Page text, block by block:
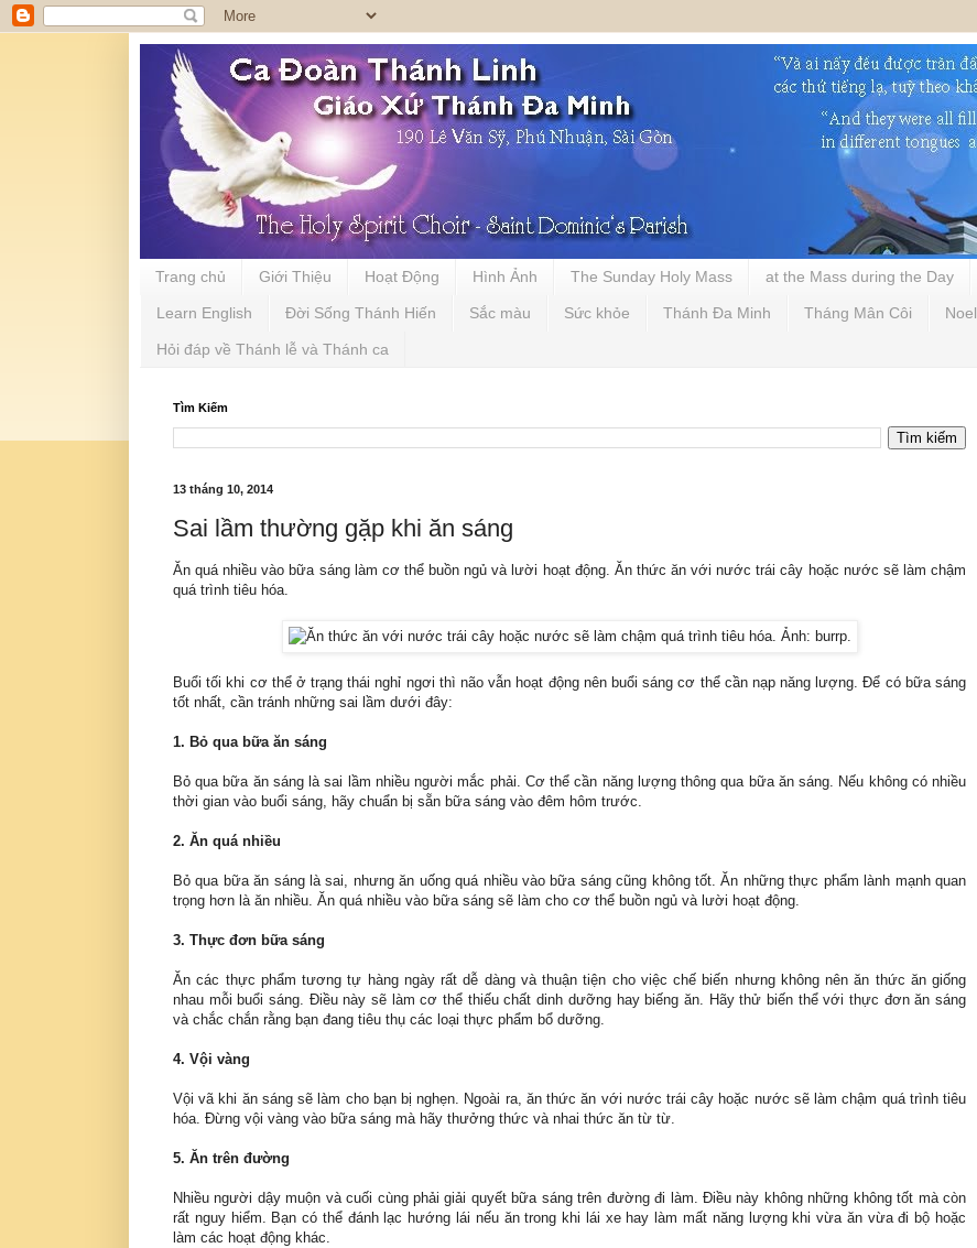
Trang chủ Giới Thiệu Hoạt Động Hình Ảnh The Sunday Holy Mass at the Mass during the Day
Learn English Đời Sống Thánh Hiến Sắc màu Sức khỏe Thánh Đa Minh Tháng Mân Côi Noel
Hỏi đáp về Thánh lễ và Thánh ca
Tìm Kiếm
13 tháng 10, 2014
Sai lầm thường gặp khi ăn sáng
Ăn quá nhiều vào bữa sáng làm cơ thể buồn ngủ và lười hoạt động. Ăn thức ăn với nước trái cây hoặc nước sẽ làm chậm
quá trình tiêu hóa.
Buổi tối khi cơ thể ở trạng thái nghỉ ngơi thì não vẫn hoạt động nên buổi sáng cơ thể cần nạp năng lượng. Để có bữa sáng
tốt nhất, cần tránh những sai lầm dưới đây:
1. Bỏ qua bữa ăn sáng
Bỏ qua bữa ăn sáng là sai lầm nhiều người mắc phải. Cơ thể cần năng lượng thông qua bữa ăn sáng. Nếu không có nhiều
thời gian vào buổi sáng, hãy chuẩn bị sẵn bữa sáng vào đêm hôm trước.
2. Ăn quá nhiều
Bỏ qua bữa ăn sáng là sai, nhưng ăn uống quá nhiều vào bữa sáng cũng không tốt. Ăn những thực phẩm lành mạnh quan
trọng hơn là ăn nhiều. Ăn quá nhiều vào bữa sáng sẽ làm cho cơ thể buồn ngủ và lười hoạt động.
3. Thực đơn bữa sáng
Ăn các thực phẩm tương tự hàng ngày rất dễ dàng và thuận tiện cho việc chế biến nhưng không nên ăn thức ăn giống
nhau mỗi buổi sáng. Điều này sẽ làm cơ thể thiếu chất dinh dưỡng hay biếng ăn. Hãy thử biến thể với thực đơn ăn sáng
và chắc chắn rằng bạn đang tiêu thụ các loại thực phẩm bổ dưỡng.
4. Vội vàng
Vội vã khi ăn sáng sẽ làm cho bạn bị nghẹn. Ngoài ra, ăn thức ăn với nước trái cây hoặc nước sẽ làm chậm quá trình tiêu
hóa. Đừng vội vàng vào bữa sáng mà hãy thưởng thức và nhai thức ăn từ từ.
5. Ăn trên đường
Nhiều người dậy muộn và cuối cùng phải giải quyết bữa sáng trên đường đi làm. Điều này không những không tốt mà còn
rất nguy hiểm. Bạn có thể đánh lạc hướng lái nếu ăn trong khi lái xe hay làm mất năng lượng khi vừa ăn vừa đi bộ hoặc
làm các hoạt động khác.